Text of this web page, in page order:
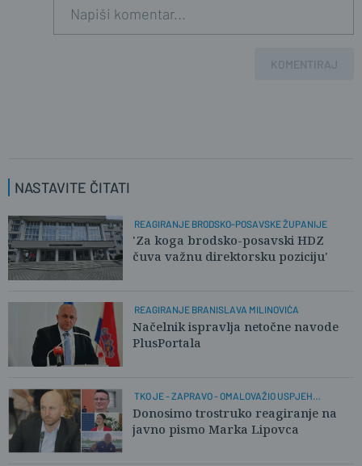
KOMENTIRAJ
NASTAVITE ČITATI
REAGIRANJE BRODSKO-POSAVSKE ŽUPANIJE
'Za koga brodsko-posavski HDZ
čuva važnu direktorsku poziciju'
REAGIRANJE BRANISLAVA MILINOVIĆA
Načelnik ispravlja netočne navode
PlusPortala
TKO JE - ZAPRAVO - OMALOVAŽIO USPJEH
SPORTAŠA?
Donosimo trostruko reagiranje na
javno pismo Marka Lipovca